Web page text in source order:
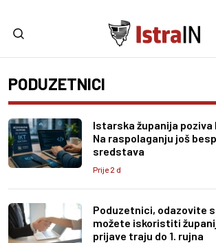
PODUZETNICI
Istarska županija poziva
Na raspolaganju još
sredstava
Prije 2 d
Poduzetnici, odazovite
možete iskoristiti
prijave traju do 1. rujna